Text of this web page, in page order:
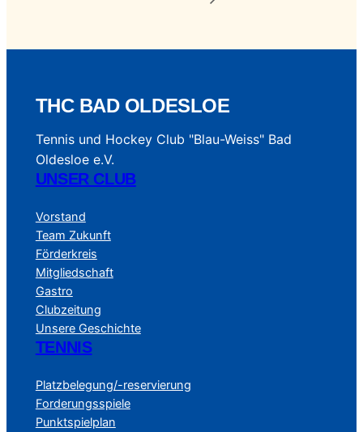
THC BAD OLDESLOE
Tennis und Hockey Club "Blau-Weiss" Bad
Oldesloe e.V.
UNSER CLUB
Vorstand
Team Zukunft
Förderkreis
Mitgliedschaft
Gastro
Clubzeitung
Unsere Geschichte
TENNIS
Platzbelegung/-reservierung
Forderungsspiele
Punktspielplan